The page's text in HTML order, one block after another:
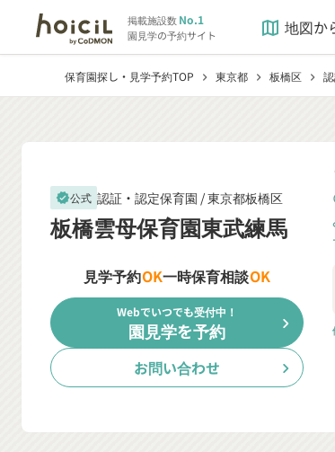
掲載施設数No.1
園見学の予約サイト map 地図か
保育園探し・見学予約TOP chevron_right 東京都 chevron_right 板橋区 chevron_right
verified公式 認証・認定保育園 /東京都板橋区
板橋雲母保育園東武練馬
見学予約OK一時保育相談OK
Webでいつでも受付中！
園見学を予約 chevron_right
お問い合わせ chevron_right